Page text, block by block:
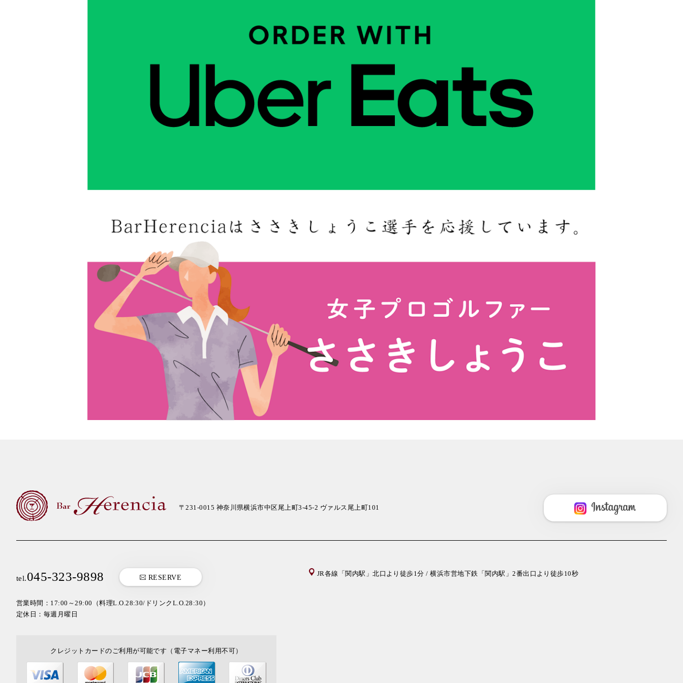
〒231-0015 神奈川県横浜市中区尾上町3-45-2 ヴァルス尾上町101
tel.045-323-9898 RESERVE
営業時間：17:00～29:00
（料理L.O.28:30/ドリンクL.O.28:30）
定休日：毎週月曜日
クレジットカードのご利用が可能です（電子マネー利用不可）
JR各線「関内駅」北口より徒歩1分 / 横浜市営地下鉄「関内駅」2番出口より徒歩10秒